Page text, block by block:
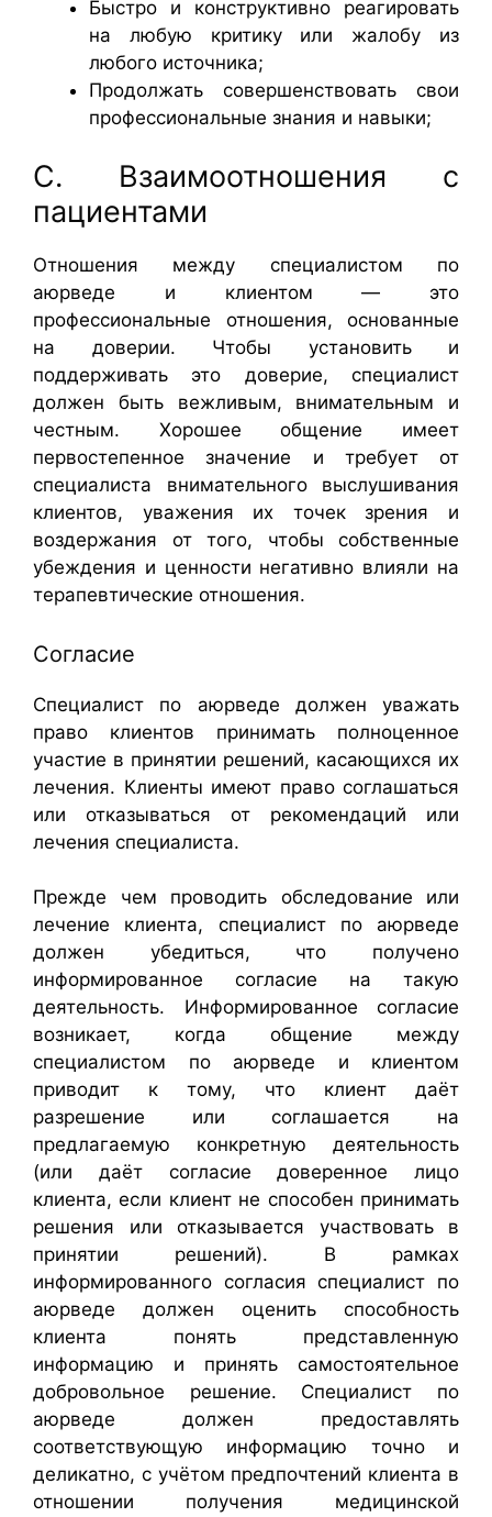
Быстро и конструктивно реагировать
на любую критику или жалобу из
любого источника;
Продолжать совершенствовать свои
профессиональные знания и навыки;
C. Взаимоотношения с
пациентами
Отношения между специалистом по
аюрведе и клиентом — это
профессиональные отношения, основанные
на доверии. Чтобы установить и
поддерживать это доверие, специалист
должен быть вежливым, внимательным и
честным. Хорошее общение имеет
первостепенное значение и требует от
специалиста внимательного выслушивания
клиентов, уважения их точек зрения и
воздержания от того, чтобы собственные
убеждения и ценности негативно влияли на
терапевтические отношения.
Согласие
Специалист по аюрведе должен уважать
право клиентов принимать полноценное
участие в принятии решений, касающихся их
лечения. Клиенты имеют право соглашаться
или отказываться от рекомендаций или
лечения специалиста.
Прежде чем проводить обследование или
лечение клиента, специалист по аюрведе
должен убедиться, что получено
информированное согласие на такую
деятельность. Информированное согласие
возникает, когда общение между
специалистом по аюрведе и клиентом
приводит к тому, что клиент даёт
разрешение или соглашается на
предлагаемую конкретную деятельность
(или даёт согласие доверенное лицо
клиента, если клиент не способен принимать
решения или отказывается участвовать в
принятии решений). В рамках
информированного согласия специалист по
аюрведе должен оценить способность
клиента понять представленную
информацию и принять самостоятельное
добровольное решение. Специалист по
аюрведе должен предоставлять
соответствующую информацию точно и
деликатно, с учётом предпочтений клиента в
отношении получения медицинской